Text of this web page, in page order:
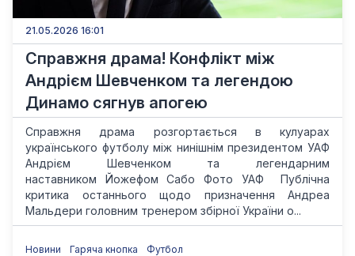
21.05.2026 16:01
Справжня драма! Конфлікт між
Андрієм Шевченком та легендою
Динамо сягнув апогею
Справжня драма розгортається в кулуарах
українського футболу між нинішнім президентом УАФ
Андрієм Шевченком та легендарним
наставником Йожефом Сабо Фото УАФ Публічна
критика останнього щодо призначення Андреа
Мальдери головним тренером збірної України о...
Новини Гаряча кнопка Футбол